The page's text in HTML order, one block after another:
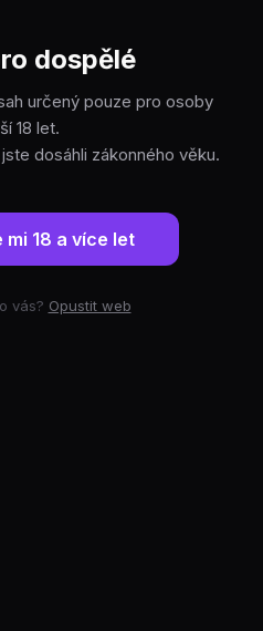
dospělé
určený pouze pro osoby
18 let.
dosáhli zákonného věku.
mi 18 a více let
vás? Opustit web